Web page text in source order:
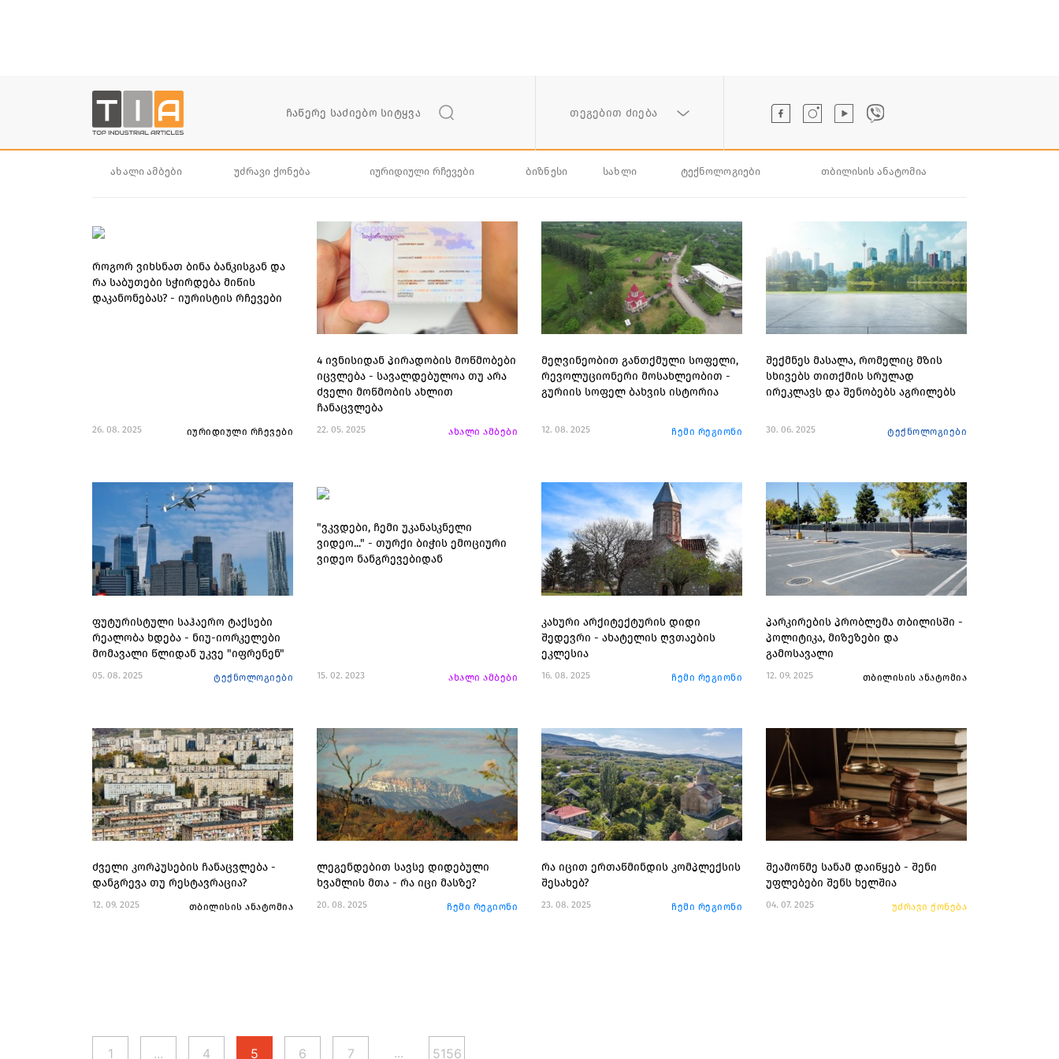
თეგებით ძიება
ახალი ამბები უძრავი ქონება იურიდიული რჩევები ბიზნესი სახლი ტექნოლოგიები თბილისის ანატომია
როგორ ვიხსნათ ბინა ბანკისგან და
რა საბუთები სჭირდება მიწის
დაკანონებას? - იურისტის რჩევები
26. 08. 2025 იურიდიული რჩევები
4 ივნისიდან პირადობის მოწმობები
იცვლება - სავალდებულოა თუ არა
ძველი მოწმობის ახლით
ჩანაცვლება
22. 05. 2025 ახალი ამბები
მეღვინეობით განთქმული სოფელი,
რევოლუციონერი მოსახლეობით -
გურიის სოფელ ბახვის ისტორია
12. 08. 2025 ჩემი რეგიონი
შექმნეს მასალა, რომელიც მზის
სხივებს თითქმის სრულად
ირეკლავს და შენობებს აგრილებს
30. 06. 2025 ტექნოლოგიები
ფუტურისტული საჰაერო ტაქსები
რეალობა ხდება - ნიუ-იორკელები
მომავალი წლიდან უკვე "იფრენენ"
05. 08. 2025 ტექნოლოგიები
"ვკვდები, ჩემი უკანასკნელი
ვიდეო..." - თურქი ბიჭის ემოციური
ვიდეო ნანგრევებიდან
15. 02. 2023 ახალი ამბები
კახური არქიტექტურის დიდი
შედევრი - ახატელის ღვთაების
ეკლესია
16. 08. 2025 ჩემი რეგიონი
პარკირების პრობლემა თბილისში -
პოლიტიკა, მიზეზები და
გამოსავალი
12. 09. 2025 თბილისის ანატომია
ძველი კორპუსების ჩანაცვლება -
დანგრევა თუ რესტავრაცია?
12. 09. 2025 თბილისის ანატომია
ლეგენდებით სავსე დიდებული
ხვამლის მთა - რა იცი მასზე?
20. 08. 2025 ჩემი რეგიონი
რა იცით ერთაწმინდის კომპლექსის
შესახებ?
23. 08. 2025 ჩემი რეგიონი
შეამოწმე სანამ დაიწყებ - შენი
უფლებები შენს ხელშია
04. 07. 2025 უძრავი ქონება
1 ... 4 5 6 7 ... 5156